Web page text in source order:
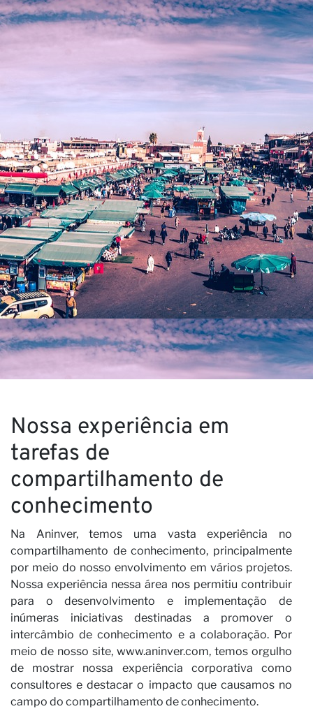
Nossa experiência em
tarefas de
compartilhamento de
conhecimento
Na Aninver, temos uma vasta experiência no
compartilhamento de conhecimento, principalmente
por meio do nosso envolvimento em vários projetos.
Nossa experiência nessa área nos permitiu contribuir
para o desenvolvimento e implementação de
inúmeras iniciativas destinadas a promover o
intercâmbio de conhecimento e a colaboração. Por
meio de nosso site, www.aninver.com, temos orgulho
de mostrar nossa experiência corporativa como
consultores e destacar o impacto que causamos no
campo do compartilhamento de conhecimento.
JUNTE-SE À NOSSA
NEWSLETTER
Primeiro nome
Último nome
E-mail
Li e aceito a Política de Privacidade*
INSCREVER-SE